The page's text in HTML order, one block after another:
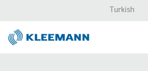
main
search
Turkish